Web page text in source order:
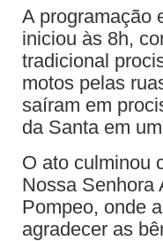
A programação
iniciou às 8h,
tradicional
motos pelas
saíram em
da Santa em
O ato culminou
Nossa Senhora
Pompeo, onde
agradecer as